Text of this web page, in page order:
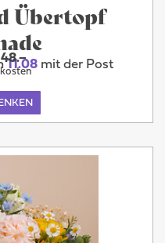
Übertopf
11.08 mit der Post